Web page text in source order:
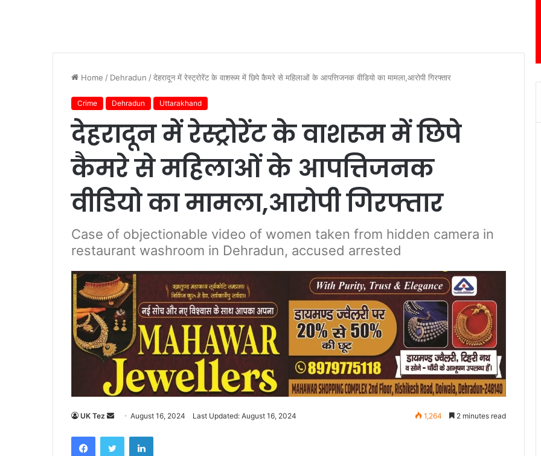
Home / Dehradun /देहरादून में रेस्ट्रोरेंट के वाशरूम में छिपे कैमरे से महिलाओं के आपत्तिजनक वीडियो का मामला,आरोपी गिरफ्तार
Crime Dehradun Uttarakhand
देहरादून में रेस्ट्रोरेंट के वाशरूम में छिपे
कैमरे से महिलाओं के आपत्तिजनक
वीडियो का मामला,आरोपी गिरफ्तार
Case of objectionable video of women taken from hidden camera in
restaurant washroom in Dehradun, accused arrested
UK Tez
n
August 16, 2024 Last Updated: August 16, 2024 1,264 2 minutes read